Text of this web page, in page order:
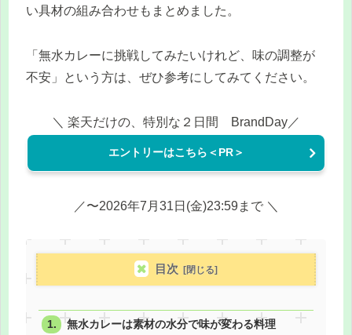
い具材の組み合わせもまとめました。
「無水カレーに挑戦してみたいけれど、味の調整が
不安」という方は、ぜひ参考にしてみてください。
＼ 楽天だけの、特別な２日間 BrandDay／
エントリーはこちら＜PR＞
／〜2026年7月31日(金)23:59まで ＼
目次
無水カレーは素材の水分で味が変わる料理